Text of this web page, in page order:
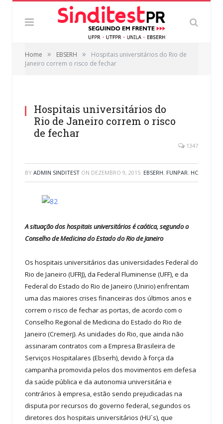
Home » EBSERH »
Hospitais universitários do Rio de
Janeiro correm o risco de fechar
Hospitais universitários do
Rio de Janeiro correm o risco
de fechar
1347
BY ADMIN SINDITEST ON DEZEMBRO 9, 2015 EBSERH, FUNPAR, HC
A situação dos hospitais universitários é caótica, segundo o
Conselho de Medicina do Estado do Rio de Janeiro
Os hospitais universitários das universidades Federal do
Rio de Janeiro (UFRJ), da Federal Fluminense (UFF), e da
Federal do Estado do Rio de Janeiro (Unirio) enfrentam
uma das maiores crises financeiras dos últimos anos e
correm o risco de fechar as portas, de acordo com o
Conselho Regional de Medicina do Estado do Rio de
Janeiro (Cremerj). As unidades do Rio, que ainda não
assinaram contratos com a Empresa Brasileira de
Serviços Hospitalares (Ebserh), devido à força da
campanha promovida pelos dos movimentos em defesa
da saúde pública e da autonomia universitária e
contrários à empresa, estão sendo prejudicadas na
disputa por recursos do governo federal, segundos os
diretores dos hospitais universitários (HU´s), que